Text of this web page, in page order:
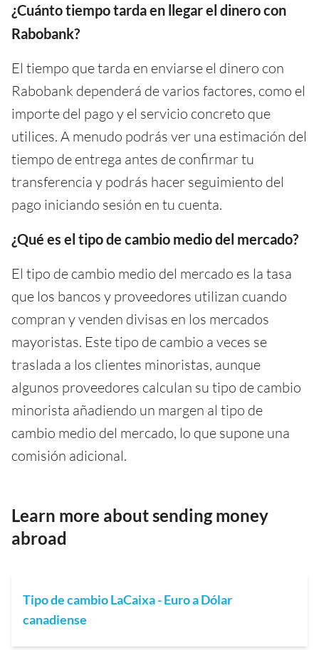
¿Cuánto tiempo tarda en llegar el dinero con
Rabobank?
El tiempo que tarda en enviarse el dinero con
Rabobank dependerá de varios factores, como el
importe del pago y el servicio concreto que
utilices. A menudo podrás ver una estimación del
tiempo de entrega antes de confirmar tu
transferencia y podrás hacer seguimiento del
pago iniciando sesión en tu cuenta.
¿Qué es el tipo de cambio medio del mercado?
El tipo de cambio medio del mercado es la tasa
que los bancos y proveedores utilizan cuando
compran y venden divisas en los mercados
mayoristas. Este tipo de cambio a veces se
traslada a los clientes minoristas, aunque
algunos proveedores calculan su tipo de cambio
minorista añadiendo un margen al tipo de
cambio medio del mercado, lo que supone una
comisión adicional.
Learn more about sending money
abroad
Tipo de cambio LaCaixa - Euro a Dólar
canadiense